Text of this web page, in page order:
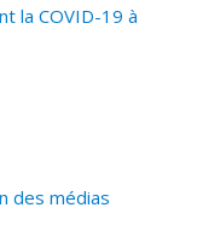
la COVID-19 à
des médias